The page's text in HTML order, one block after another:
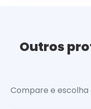
Outros
Compare e